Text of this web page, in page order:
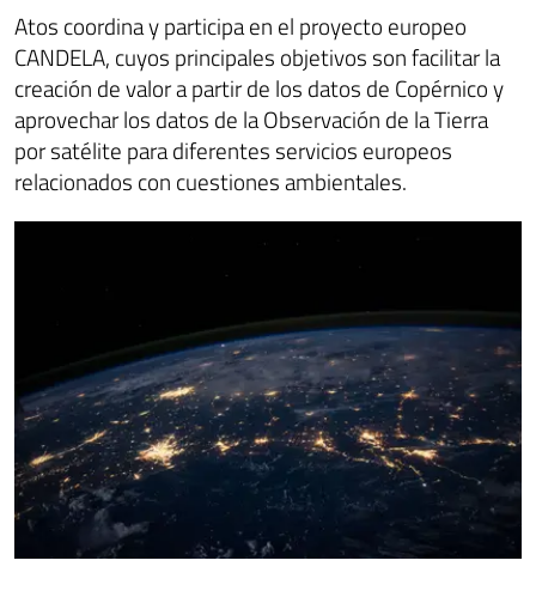
Atos coordina y participa en el proyecto europeo
CANDELA, cuyos principales objetivos son facilitar la
creación de valor a partir de los datos de Copérnico y
aprovechar los datos de la Observación de la Tierra
por satélite para diferentes servicios europeos
relacionados con cuestiones ambientales.